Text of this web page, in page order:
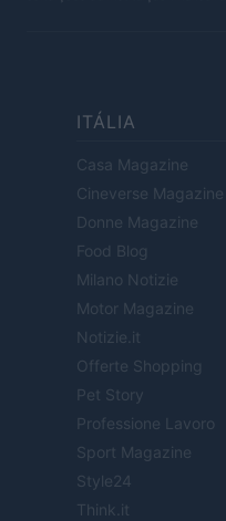
ITÁLIA
Casa Magazine
Cineverse Magazine
Donne Magazine
Food Blog
Milano Notizie
Motor Magazine
Notizie.it
Offerte Shopping
Pet Story
Professione Lavoro
Sport Magazine
Style24
Think.it